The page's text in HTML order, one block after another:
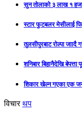
सुन तोलाको ३ लाख १
स्टार फुटबलर मेसीलाई
तुलसीपुरबाट रोल्पा जाादै
शनिबार बिहानैदेखि बेपत्ता
शिकार खेल्न गएका एक
विचार थप